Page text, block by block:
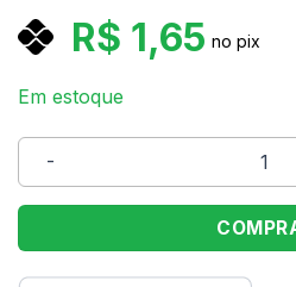
R$ 1,65 no pix
Em estoque
Prato Descartável 18cm